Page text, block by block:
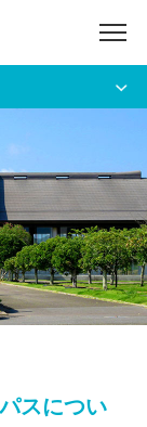
入試資料請求
スについ